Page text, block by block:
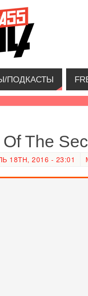
ПОДКАСТЫ
Of The
18TH, 2016 - 23:01